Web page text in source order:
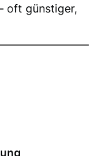
oft günstiger,